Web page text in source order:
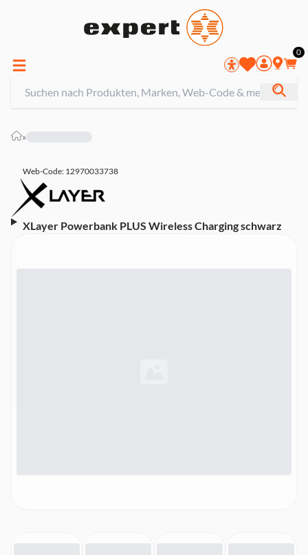
0
»
Web-Code: 12970033738
XLayer Powerbank PLUS Wireless Charging schwarz